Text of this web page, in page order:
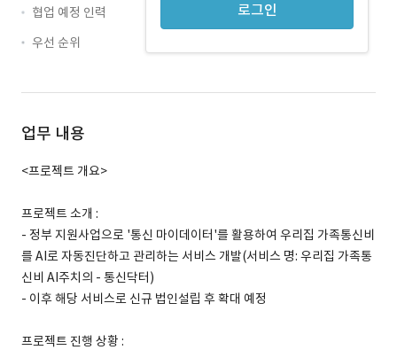
로그인
협업 예정 인력
우선 순위
업무 내용
<프로젝트 개요>
프로젝트 소개 :
- 정부 지원사업으로 '통신 마이데이터'를 활용하여 우리집 가족통신비
를 AI로 자동진단하고 관리하는 서비스 개발(서비스 명: 우리집 가족통
신비 AI주치의 - 통신닥터)
- 이후 해당 서비스로 신규 법인설립 후 확대 예정
프로젝트 진행 상황 :